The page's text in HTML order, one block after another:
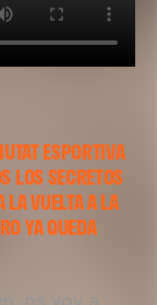
ESPORTIVA
LOS SECRETOS
VUELTA A LA
YA QUEDA
os voy a